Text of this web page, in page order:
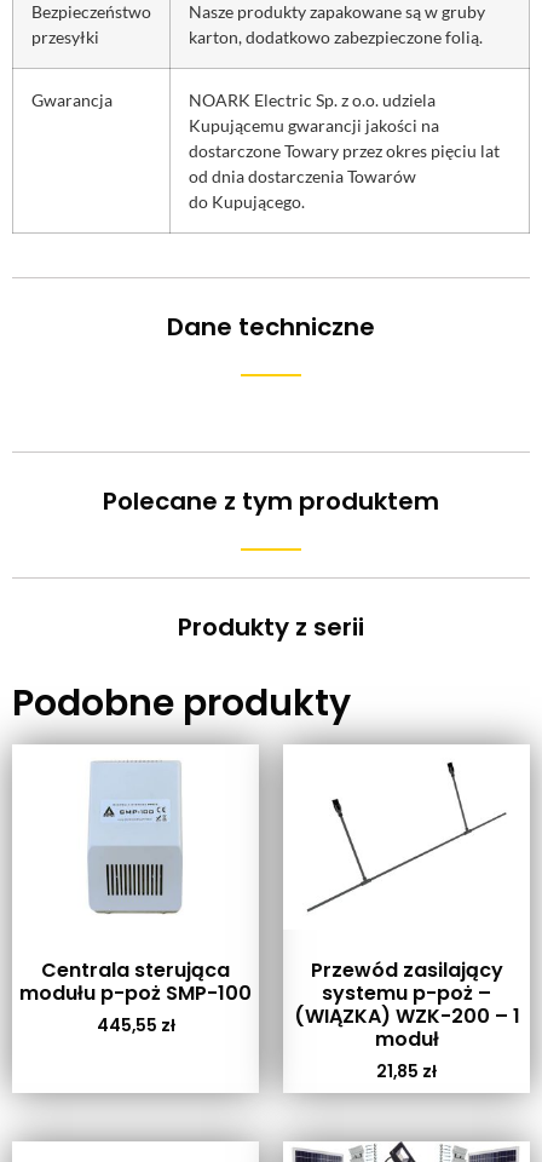
Bezpieczeństwo
przesyłki
Nasze produkty zapakowane są w gruby
karton, dodatkowo zabezpieczone folią.
Gwarancja
NOARK Electric Sp. z o.o. udziela
Kupującemu gwarancji jakości na
dostarczone Towary przez okres pięciu lat
od dnia dostarczenia Towarów
do Kupującego.
Dane techniczne
Polecane z tym produktem
Produkty z serii
Podobne produkty
Centrala sterująca
modułu p-poż SMP-100
445,55 zł
Przewód zasilający
systemu p-poż –
(WIĄZKA) WZK-200 – 1
moduł
21,85 zł